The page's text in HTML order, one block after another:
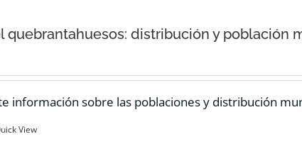
quebrantahuesos: distribución y población
información sobre las poblaciones y distribución
View